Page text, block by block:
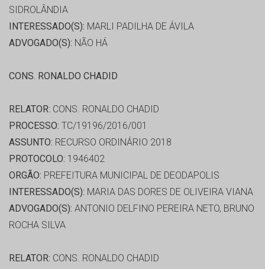
SIDROLÂNDIA
INTERESSADO(S): MARLI PADILHA DE ÁVILA
ADVOGADO(S): NÃO HÁ
CONS. RONALDO CHADID
RELATOR: CONS. RONALDO CHADID
PROCESSO: TC/19196/2016/001
ASSUNTO: RECURSO ORDINÁRIO 2018
PROTOCOLO: 1946402
ORGÃO: PREFEITURA MUNICIPAL DE DEODAPOLIS
INTERESSADO(S): MARIA DAS DORES DE OLIVEIRA VIANA
ADVOGADO(S): ANTONIO DELFINO PEREIRA NETO, BRUNO
ROCHA SILVA
RELATOR: CONS. RONALDO CHADID